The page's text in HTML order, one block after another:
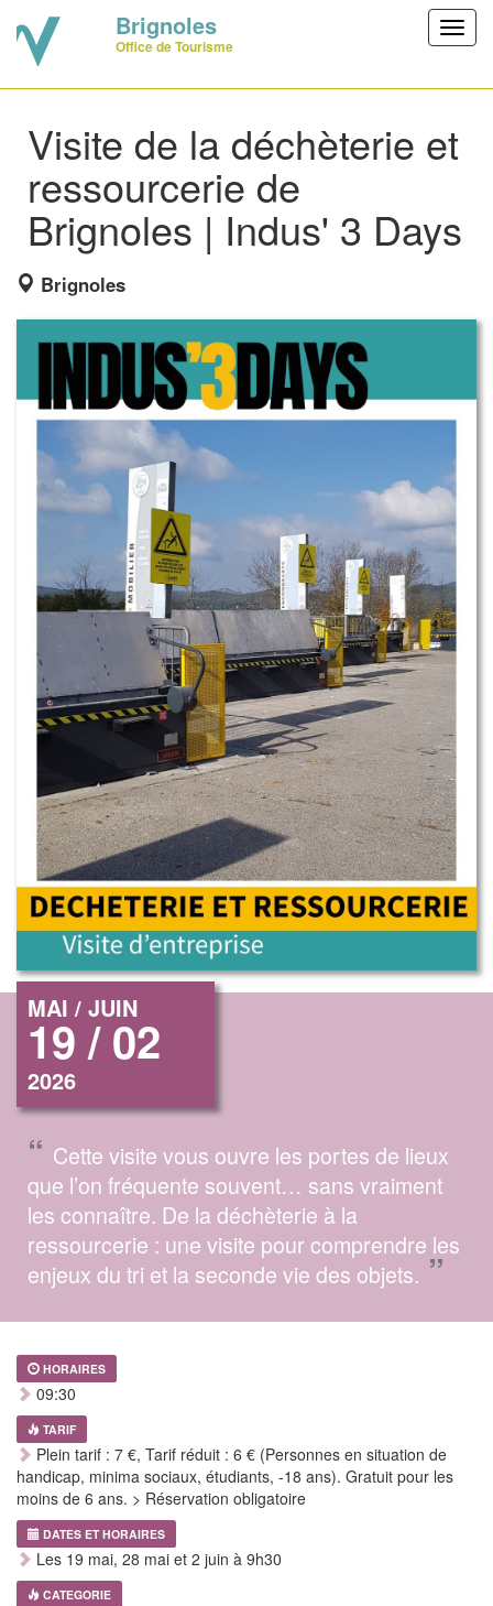
Brignoles
Office de Tourisme
Visite de la déchèterie et
ressourcerie de
Brignoles | Indus' 3 Days
Brignoles
MAI / JUIN
19 / 02
2026
“ Cette visite vous ouvre les portes de lieux
que l’on fréquente souvent… sans vraiment
les connaître. De la déchèterie à la
ressourcerie : une visite pour comprendre les
enjeux du tri et la seconde vie des objets.”
HORAIRES
09:30
TARIF
Plein tarif : 7 €, Tarif réduit : 6 € (Personnes en situation de
handicap, minima sociaux, étudiants, -18 ans). Gratuit pour les
moins de 6 ans. > Réservation obligatoire
DATES ET HORAIRES
Les 19 mai, 28 mai et 2 juin à 9h30
CATEGORIE